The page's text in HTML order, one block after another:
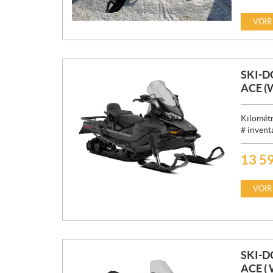
X
:
VOIR
SKI-
ACE
#
P
X
13
VOIR
SKI-
ACE (